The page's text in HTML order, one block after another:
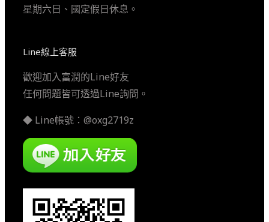
星期六日、國定假日休息。
Line線上客服
歡迎加入富潤的Line好友
任何問題皆可透過Line詢問。
◆ Line帳號：@oxg2719z